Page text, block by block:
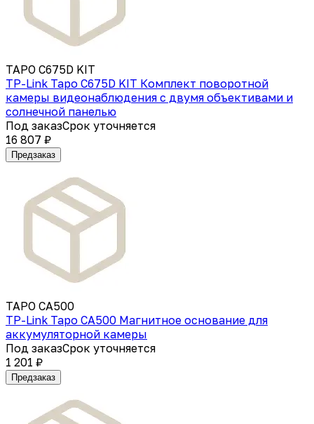
TAPO C675D KIT
TP-Link Tapo C675D KIT Комплект поворотной
камеры видеонаблюдения с двумя объективами и
солнечной панелью
Под заказСрок уточняется
16 807 ₽
Предзаказ
TAPO CA500
TP-Link Tapo CA500 Магнитное основание для
аккумуляторной камеры
Под заказСрок уточняется
1 201 ₽
Предзаказ